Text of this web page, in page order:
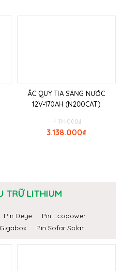
ẮC QUY TIA SÁNG NƯỚC
12V-170AH (N200CAT)
₫
4.114.000
₫
3.138.000
TRỮ LITHIUM
Pin Deye
Pin Ecopower
Pin Sofar Solar